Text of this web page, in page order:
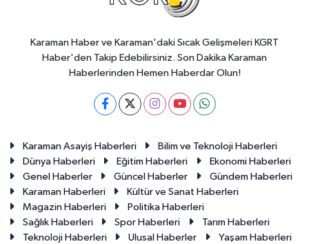
Karaman Haber ve Karaman'daki Sıcak Gelişmeleri KGRT
Haber'den Takip Edebilirsiniz. Son Dakika Karaman
Haberlerinden Hemen Haberdar Olun!
Karaman Asayiş Haberleri
Bilim ve Teknoloji Haberleri
Dünya Haberleri
Eğitim Haberleri
Ekonomi Haberleri
Genel Haberler
Güncel Haberler
Gündem Haberleri
Karaman Haberleri
Kültür ve Sanat Haberleri
Magazin Haberleri
Politika Haberleri
Sağlık Haberleri
Spor Haberleri
Tarım Haberleri
Teknoloji Haberleri
Ulusal Haberler Yaşam Haberleri